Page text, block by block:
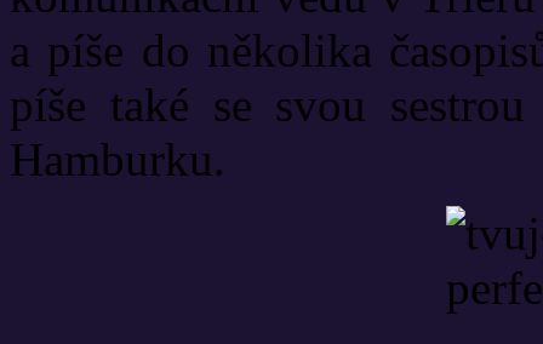
a píše do několika
píše také se svou
Hamburku.